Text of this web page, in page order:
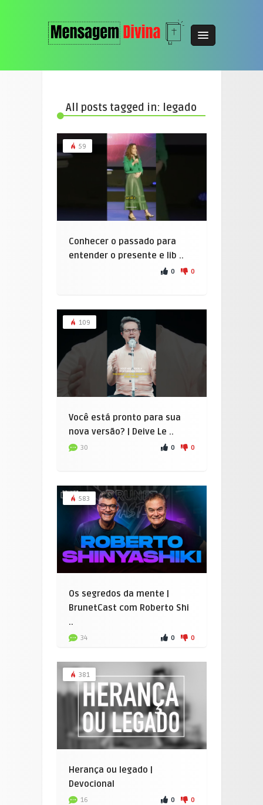
All posts tagged in: legado
59
Conhecer o passado para
entender o presente e lib ..
0 0
109
Você está pronto para sua
nova versão? | Deive Le ..
30 0 0
583
Os segredos da mente |
BrunetCast com Roberto Shi
..
34 0 0
381
Herança ou legado |
Devocional
16 0 0